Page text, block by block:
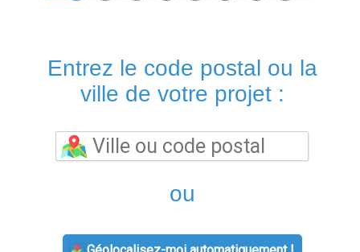
Entrez le code postal ou la
ville de votre projet :
ou